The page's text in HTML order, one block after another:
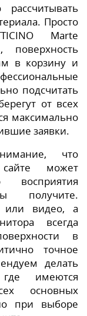
Просто
Marte
поверхность
в корзину и
подсчитать
от всех
максимально
заявки.
что
может
восприятия
получите.
или видео, а
всегда
в
точное
делать
имеются
основных
при выборе